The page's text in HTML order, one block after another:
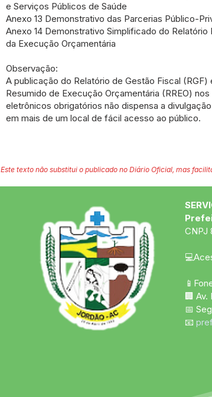
e Serviços Públicos de Saúde
Anexo 13 Demonstrativo das Parcerias Público-
Anexo 14 Demonstrativo Simplificado do Relatório
da Execução Orçamentária
Observação:
A publicação do Relatório de Gestão Fiscal (RGF)
Resumido de Execução Orçamentária (RREO)
eletrônicos obrigatórios não dispensa a
em mais de um local de fácil acesso ao público.
Este texto não substitui o publicado no Diário Oficial, mas
CNPJ
🏢
📅
📧